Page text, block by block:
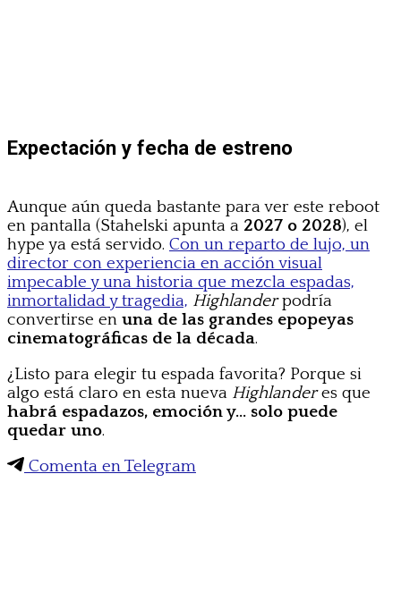
Expectación y fecha de estreno
Aunque aún queda bastante para ver este reboot
en pantalla (Stahelski apunta a 2027 o 2028), el
hype ya está servido. Con un reparto de lujo, un
director con experiencia en acción visual
impecable y una historia que mezcla espadas,
inmortalidad y tragedia, Highlanderpodría
convertirse en una de las grandes epopeyas
cinematográficas de la década.
¿Listo para elegir tu espada favorita? Porque si
algo está claro en esta nueva Highlanderes que
habrá espadazos, emoción y… solo puede
quedar uno.
Comenta en Telegram